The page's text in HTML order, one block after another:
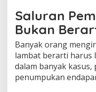
Saluran
Bukan
Banyak orang
lambat berarti harus
dalam banyak
penumpukan